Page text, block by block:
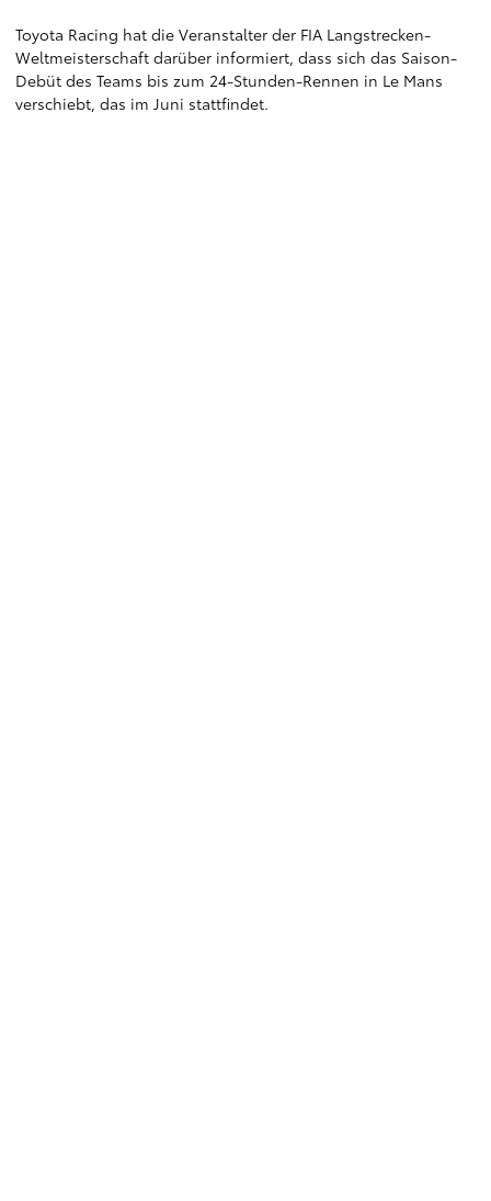
Toyota Racing hat die Veranstalter der FIA Langstrecken-
Weltmeisterschaft darüber informiert, dass sich das Saison-
Debüt des Teams bis zum 24-Stunden-Rennen in Le Mans
verschiebt, das im Juni stattfindet.